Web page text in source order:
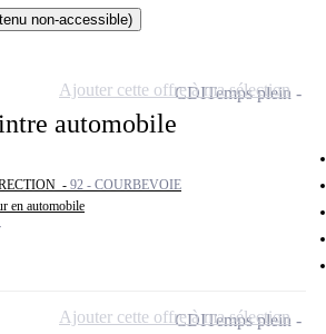
non-accessible)
automobile
- 92 - COURBEVOIE
en automobile
CDITemps plein
Ajouter cette offre à ma sélection
CDITemps plein
Ajouter cette offre à ma sélection